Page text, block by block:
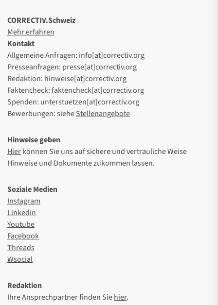
CORRECTIV.Schweiz
Mehr erfahren
Kontakt
Allgemeine Anfragen: info[at]correctiv.org
Presseanfragen: presse[at]correctiv.org
Redaktion: hinweise[at]correctiv.org
Faktencheck: faktencheck[at]correctiv.org
Spenden: unterstuetzen[at]correctiv.org
Bewerbungen: sieheStellenangebote
Hinweise geben
Hierkönnen Sie uns auf sichere und vertrauliche Weise
Hinweise und Dokumente zukommen lassen.
Soziale Medien
Instagram
Linkedin
Youtube
Facebook
Threads
Wsocial
Redaktion
Ihre Ansprechpartner finden Siehier.